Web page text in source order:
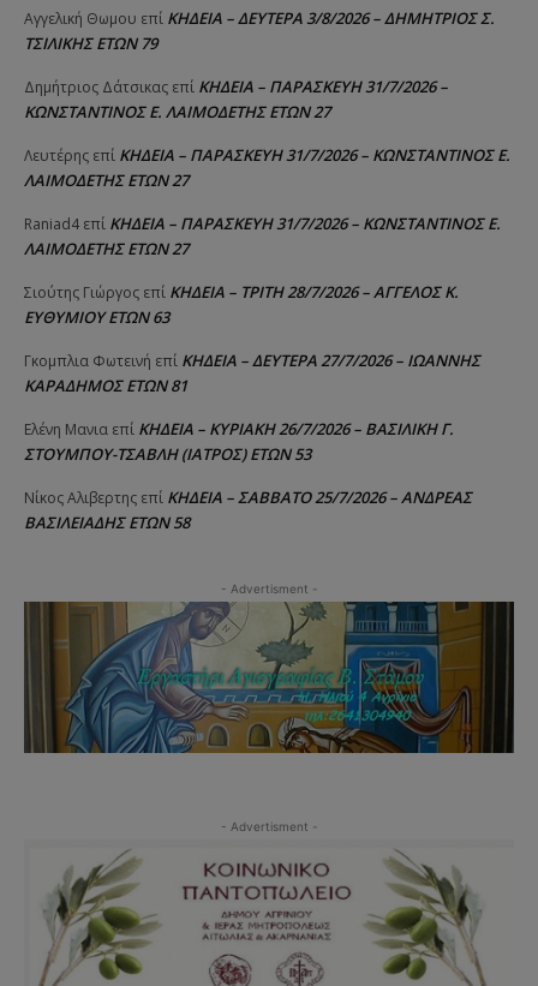
Αγγελική Θωμου επί ΚΗΔΕΙΑ – ΔΕΥΤΕΡΑ 3/8/2026 – ΔΗΜΗΤΡΙΟΣ Σ.
ΤΣΙΛΙΚΗΣ ΕΤΩΝ 79
Δημήτριος Δάτσικας επί ΚΗΔΕΙΑ – ΠΑΡΑΣΚΕΥΗ 31/7/2026 –
ΚΩΝΣΤΑΝΤΙΝΟΣ Ε. ΛΑΙΜΟΔΕΤΗΣ ΕΤΩΝ 27
Λευτέρης επί ΚΗΔΕΙΑ – ΠΑΡΑΣΚΕΥΗ 31/7/2026 – ΚΩΝΣΤΑΝΤΙΝΟΣ Ε.
ΛΑΙΜΟΔΕΤΗΣ ΕΤΩΝ 27
Raniad4 επί ΚΗΔΕΙΑ – ΠΑΡΑΣΚΕΥΗ 31/7/2026 – ΚΩΝΣΤΑΝΤΙΝΟΣ Ε.
ΛΑΙΜΟΔΕΤΗΣ ΕΤΩΝ 27
Σιούτης Γιώργος επί ΚΗΔΕΙΑ – ΤΡΙΤΗ 28/7/2026 – ΑΓΓΕΛΟΣ Κ.
ΕΥΘΥΜΙΟΥ ΕΤΩΝ 63
Γκομπλια Φωτεινή επί ΚΗΔΕΙΑ – ΔΕΥΤΕΡΑ 27/7/2026 – ΙΩΑΝΝΗΣ
ΚΑΡΑΔΗΜΟΣ ΕΤΩΝ 81
Ελένη Μανια επί ΚΗΔΕΙΑ – ΚΥΡΙΑΚΗ 26/7/2026 – ΒΑΣΙΛΙΚΗ Γ.
ΣΤΟΥΜΠΟΥ-ΤΣΑΒΛΗ (ΙΑΤΡΟΣ) ΕΤΩΝ 53
Νίκος Αλιβερτης επί ΚΗΔΕΙΑ – ΣΑΒΒΑΤΟ 25/7/2026 – ΑΝΔΡΕΑΣ
ΒΑΣΙΛΕΙΑΔΗΣ ΕΤΩΝ 58
- Advertisment -
- Advertisment -